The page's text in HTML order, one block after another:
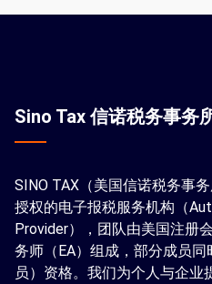
Sino Tax 信诺税务事务
SINO TAX（美国信诺税务事
授权的电子报税服务机构（
Provider），团队由美国注册
务师（EA）组成，部分成员
员）资格。我们为个人与企